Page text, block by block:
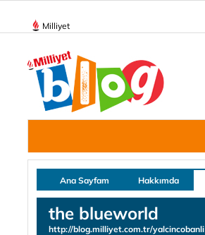
Milliyet
Ana Sayfam Hakkımda
the blueworld
http://blog.milliyet.com.tr/yalcincobanli